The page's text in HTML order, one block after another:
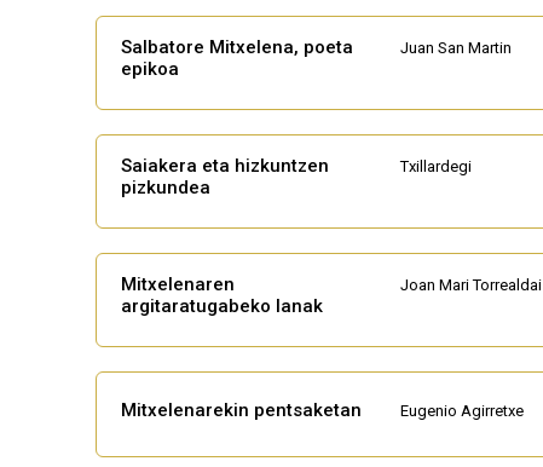
Salbatore Mitxelena, poeta
epikoa
Juan San Martin
Saiakera eta hizkuntzen
pizkundea
Txillardegi
Mitxelenaren
argitaratugabeko lanak
Joan Mari Torrealdai
Mitxelenarekin pentsaketan Eugenio Agirretxe